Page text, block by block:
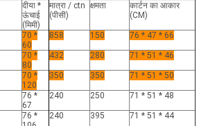
दीया *
ऊंचाई
(मिमी)
मात्रा / ctn
(पीसी)
क्षमता
कार्टन का आकार
(CM)
70 *
60
858 150 76 * 47 * 66
70 *
80
432 280 71 * 51 * 46
70 *
120
350 350 71 * 51 * 50
76 *
67
240 250 71 * 51 * 48
76 *
240 395 71 * 51 * 44